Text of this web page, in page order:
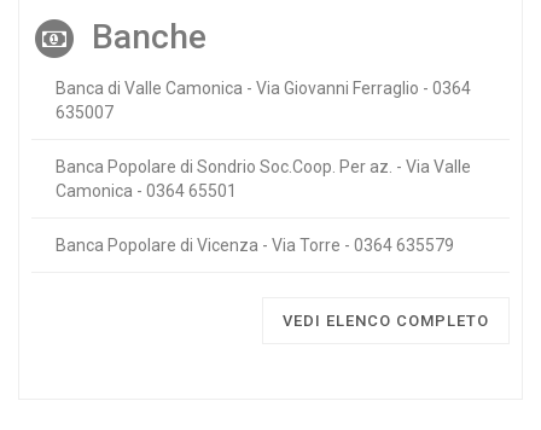
Banche
Banca di Valle Camonica - Via Giovanni Ferraglio - 0364
635007
Banca Popolare di Sondrio Soc.Coop. Per az. - Via Valle
Camonica - 0364 65501
Banca Popolare di Vicenza - Via Torre - 0364 635579
VEDI ELENCO COMPLETO